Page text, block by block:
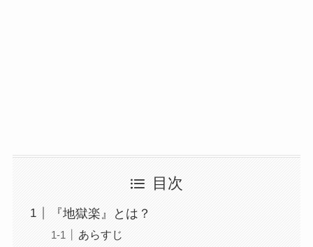
目次
『地獄楽』とは？
あらすじ